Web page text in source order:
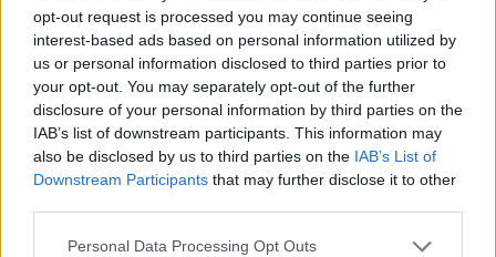
opt-out request is processed you may continue seeing
interest-based ads based on personal information utilized by
us or personal information disclosed to third parties prior to
your opt-out. You may separately opt-out of the further
disclosure of your personal information by third parties on the
IAB’s list of downstream participants. This information may
also be disclosed by us to third parties on the IAB’s List of
Downstream Participants that may further disclose it to other
Personal Data Processing Opt Outs
Hasznos
Impresszum
Szerzői jogok
Adatvédelmi tájékoztató
Cookie-kezelési tájékoztató
Hozzászólási szabályzat
Nyomtatott lapjaink archívuma
Székely Hírmondó archívuma